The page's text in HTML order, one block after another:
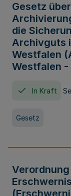
Gesetz
die
Archivguts
Westfalen
Westfalen -
In Kraft
Gesetz